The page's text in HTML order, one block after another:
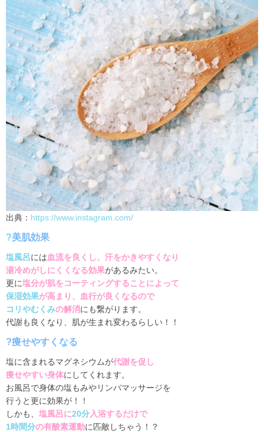
出典： https://www.instagram.com/
?美肌効果
塩風呂には血流を良くし、汗をかきやすくなり
湯冷めがしにくくなる効果があるみたい。
更に塩分が肌をコーティングすることによって
保湿効果が高まり、血行が良くなるので
コリやむくみの解消にも繋がります。
代謝も良くなり、肌が生まれ変わるらしい！！
?痩せやすくなる
塩に含まれるマグネシウムが代謝を促し
痩せやすい身体にしてくれます。
お風呂で身体の塩もみやリンパマッサージを
行うと更に効果が！！
しかも、 塩風呂に20分入浴するだけで
1時間分の有酸素運動に匹敵しちゃう！？